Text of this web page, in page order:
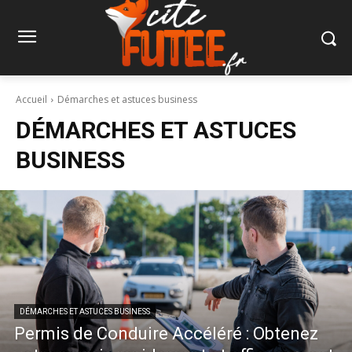
Accueil Démarches et astuces business
DÉMARCHES ET ASTUCES
BUSINESS
DÉMARCHES ET ASTUCES BUSINESS
Permis de Conduire Accéléré : Obtenez